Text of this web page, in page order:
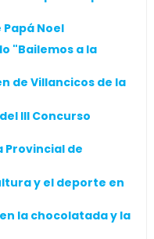
Noel
"Bailemos a la
de Villancicos de la
III Concurso
Provincial de
y el deporte en
la chocolatada y la